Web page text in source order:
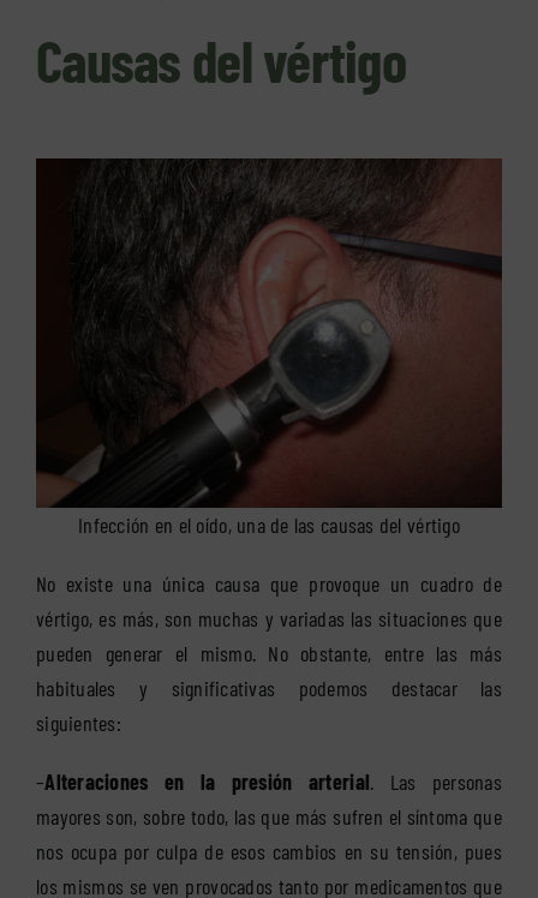
Causas del vértigo
Infección en el oído, una de las causas del vértigo
No existe una única causa que provoque un cuadro de
vértigo, es más, son muchas y variadas las situaciones que
pueden generar el mismo. No obstante, entre las más
habituales y significativas podemos destacar las
siguientes:
–Alteraciones en la presión arterial. Las personas
mayores son, sobre todo, las que más sufren el síntoma que
nos ocupa por culpa de esos cambios en su tensión, pues
los mismos se ven provocados tanto por medicamentos que